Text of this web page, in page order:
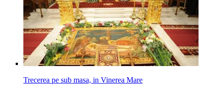
Trecerea pe sub masa, in Vinerea Mare